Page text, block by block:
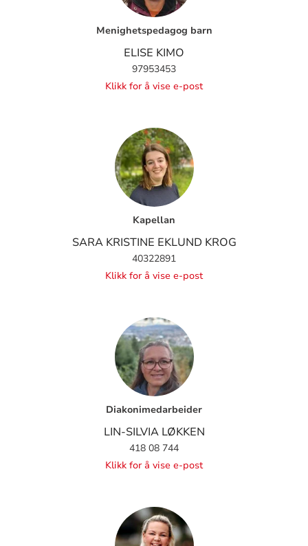
Menighetspedagog barn
ELISE KIMO
97953453
Klikk for å vise e-post
Kapellan
SARA KRISTINE EKLUND KROG
40322891
Klikk for å vise e-post
Diakonimedarbeider
LIN-SILVIA LØKKEN
418 08 744
Klikk for å vise e-post